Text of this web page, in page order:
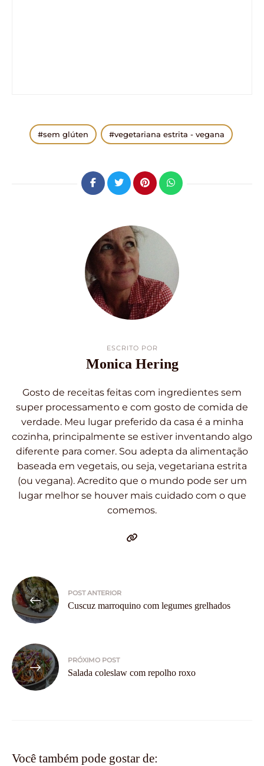
sem glúten vegetariana estrita - vegana
ESCRITO POR
Monica Hering
Gosto de receitas feitas com ingredientes sem
super processamento e com gosto de comida de
verdade. Meu lugar preferido da casa é a minha
cozinha, principalmente se estiver inventando algo
diferente para comer. Sou adepta da alimentação
baseada em vegetais, ou seja, vegetariana estrita
(ou vegana). Acredito que o mundo pode ser um
lugar melhor se houver mais cuidado com o que
comemos.
Navegação
de
Post
POST ANTERIOR
Cuscuz marroquino com legumes grelhados
PRÓXIMO POST
Salada coleslaw com repolho roxo
Você também pode gostar de: